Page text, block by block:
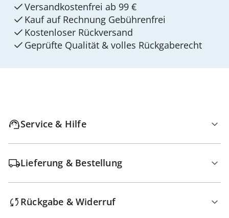
Versandkostenfrei ab 99 €
Kauf auf Rechnung Gebührenfrei
Kostenloser Rückversand
Geprüfte Qualität & volles Rückgaberecht
Service & Hilfe
Lieferung & Bestellung
Rückgabe & Widerruf